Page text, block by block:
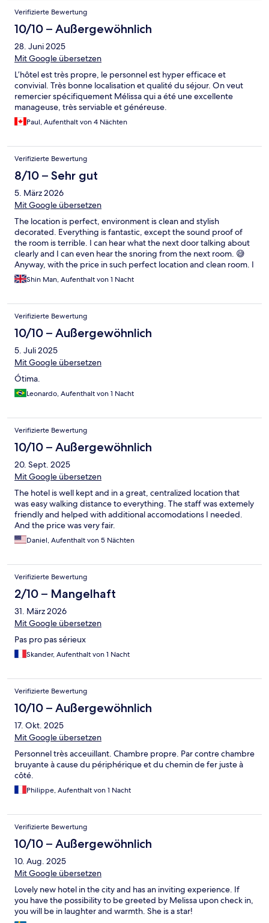
Verifizierte Bewertung
10/10 – Außergewöhnlich
28. Juni 2025
Mit Google übersetzen
L’hôtel est très propre, le personnel est hyper efficace et
convivial. Très bonne localisation et qualité du séjour. On veut
remercier spécifiquement Mélissa qui a été une excellente
manageuse, très serviable et généreuse.
Paul, Aufenthalt von 4 Nächten
Verifizierte Bewertung
8/10 – Sehr gut
5. März 2026
Mit Google übersetzen
The location is perfect, environment is clean and stylish
decorated. Everything is fantastic, except the sound proof of
the room is terrible. I can hear what the next door talking about
clearly and I can even hear the snoring from the next room. 😅
Anyway, with the price in such perfect location and clean room. I
think it’s worth of money. And I am still willing to stay again.
Shin Man, Aufenthalt von 1 Nacht
Verifizierte Bewertung
10/10 – Außergewöhnlich
5. Juli 2025
Mit Google übersetzen
Ótima.
Leonardo, Aufenthalt von 1 Nacht
Verifizierte Bewertung
10/10 – Außergewöhnlich
20. Sept. 2025
Mit Google übersetzen
The hotel is well kept and in a great, centralized location that
was easy walking distance to everything. The staff was extemely
friendly and helped with additional accomodations I needed.
And the price was very fair.
Daniel, Aufenthalt von 5 Nächten
Verifizierte Bewertung
2/10 – Mangelhaft
31. März 2026
Mit Google übersetzen
Pas pro pas sérieux
Skander, Aufenthalt von 1 Nacht
Verifizierte Bewertung
10/10 – Außergewöhnlich
17. Okt. 2025
Mit Google übersetzen
Personnel très acceuillant. Chambre propre. Par contre chambre
bruyante à cause du périphérique et du chemin de fer juste à
côté.
Philippe, Aufenthalt von 1 Nacht
Verifizierte Bewertung
10/10 – Außergewöhnlich
10. Aug. 2025
Mit Google übersetzen
Lovely new hotel in the city and has an inviting experience. If
you have the possibility to be greeted by Melissa upon check in,
you will be in laughter and warmth. She is a star!